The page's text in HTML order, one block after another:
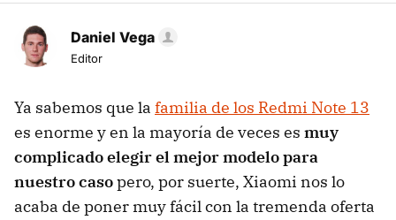
Daniel Vega
Editor
Ya sabemos que la familia de los Redmi Note 13
es enorme y en la mayoría de veces es muy
complicado elegir el mejor modelo para
nuestro casopero, por suerte, Xiaomi nos lo
acaba de poner muy fácil con la tremenda oferta